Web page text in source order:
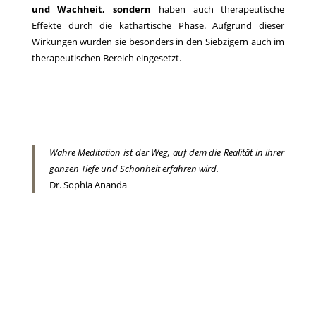
und Wachheit, sondern haben auch therapeutische
Effekte durch die kathartische Phase. Aufgrund dieser
Wirkungen wurden sie besonders in den Siebzigern auch im
therapeutischen Bereich eingesetzt.
Wahre Meditation ist der Weg, auf dem die Realität in ihrer
ganzen Tiefe und Schönheit erfahren wird.
Dr. Sophia Ananda